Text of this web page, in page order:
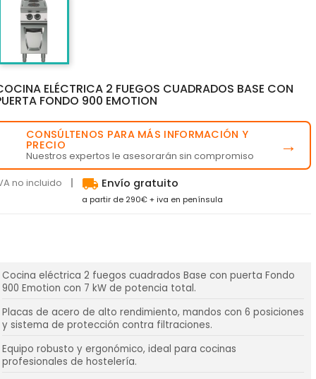
ELÉCTRICA 2 FUEGOS CUADRADOS BASE CON
FONDO 900 EMOTION
CONSÚLTENOS PARA MÁS INFORMACIÓN Y
PRECIO
Nuestros expertos le asesorarán sin compromiso →
no incluido local_shipping Envío gratuito
a partir de 290€ + iva en península
Cocina eléctrica 2 fuegos cuadrados Base con puerta Fondo
900 Emotion con 7 kW de potencia total.
Placas de acero de alto rendimiento, mandos con 6 posiciones
y sistema de protección contra filtraciones.
Equipo robusto y ergonómico, ideal para cocinas
profesionales de hostelería.